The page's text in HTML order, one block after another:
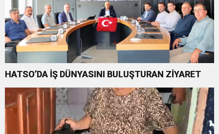
HATSO’DA İŞ DÜNYASINI BULUŞTURAN ZİYARET